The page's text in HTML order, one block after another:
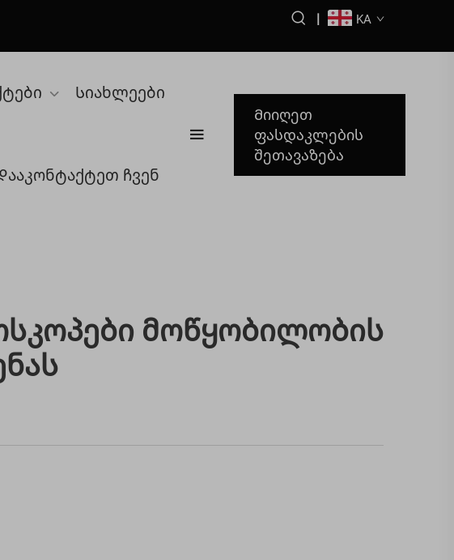
| KA
Სიახლეები
ჩვენ
Მიიღეთ
ფასდაკლების
შეთავაზება
Მოწყობილობის